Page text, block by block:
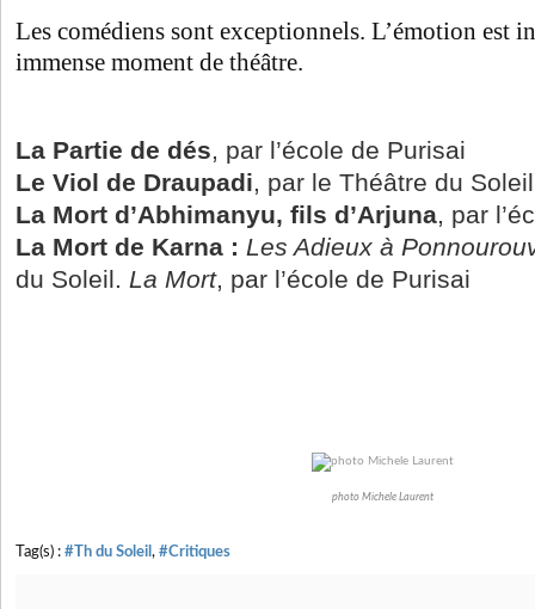
Les comédiens sont exceptionnels. L’émotion est
immense moment de théâtre.
La Partie de dés, par l’école de Purisai
Le Viol de Draupadi, par le Théâtre du Soleil
La Mort d’Abhimanyu, fils d’Arjuna, par
La Mort de Karna : Les Adieux à
du Soleil. La Mort, par l’école de Purisai
photo Michele Laurent
Tag(s) : #Th du Soleil , #Critiques